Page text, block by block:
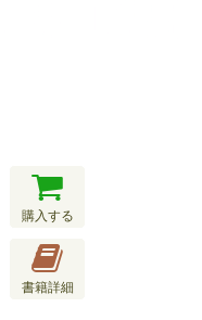
購入する
書籍詳細